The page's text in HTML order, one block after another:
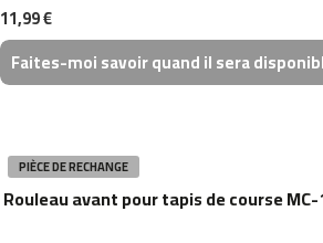
100
pv-
200
100
ra-
11,99 €
Faites-moi savoir quand il sera
PIÈCE DE RECHANGE
Rouleau avant pour tapis de course